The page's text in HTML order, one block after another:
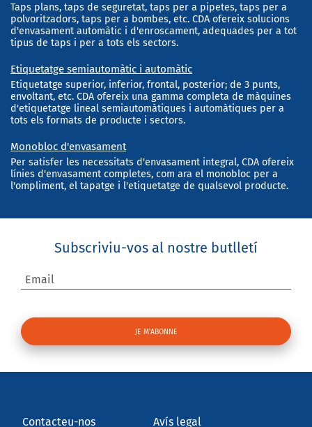
Taps plans, taps de seguretat, taps per a pipetes, taps per a
polvoritzadors, taps per a bombes, etc. CDA ofereix solucions
d'envasament automàtic i d'enroscament, adequades per a tot
tipus de taps i per a tots els sectors.
Etiquetatge semiautomàtic i automàtic
Etiquetatge superior, inferior, frontal, posterior; de 3 punts,
envoltant, etc. CDA ofereix una gamma completa de màquines
d'etiquetatge lineal semiautomàtiques i automàtiques per a
tots els formats de producte i sectors.
Monobloc d'envasament
Per satisfer les necessitats d'envasament integral, CDA ofereix
línies d'envasament completes, com ara el monobloc per a
l'ompliment, el tapatge i l'etiquetatge de qualsevol producte.
Subscriviu-vos al nostre butlletí
Email
Contacteu-nos Avís legal